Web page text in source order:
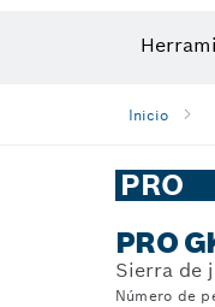
Inicio
PRO
PRO
Sierra de
Número de